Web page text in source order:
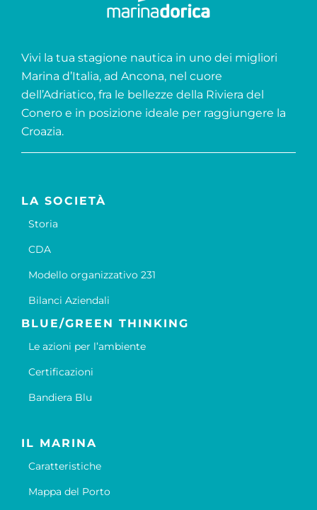
Vivi la tua stagione nautica in uno dei migliori
Marina d’Italia, ad Ancona, nel cuore
dell’Adriatico, fra le bellezze della Riviera del
Conero e in posizione ideale per raggiungere la
Croazia.
LA SOCIETÀ
Storia
CDA
Modello organizzativo 231
Bilanci Aziendali
BLUE/GREEN THINKING
Le azioni per l’ambiente
Certificazioni
Bandiera Blu
IL MARINA
Caratteristiche
Mappa del Porto